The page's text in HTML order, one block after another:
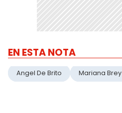
EN ESTA NOTA
Angel De Brito Mariana Brey